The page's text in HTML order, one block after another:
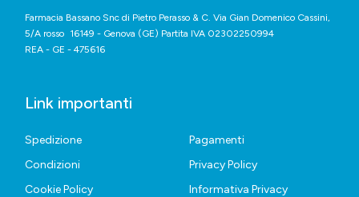
Farmacia Bassano Snc di Pietro Perasso & C. Via Gian Domenico Cassini,
5/A rosso 16149 - Genova (GE) Partita IVA 02302250994
REA - GE - 475616
Link importanti
Spedizione
Pagamenti
Condizioni
Privacy Policy
Cookie Policy
Informativa Privacy